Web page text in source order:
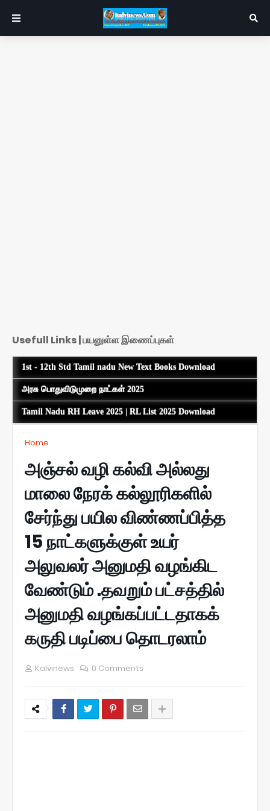
Usefull Links | பயனுள்ள இணைப்புகள்
1st - 12th Std Tamil nadu New Text Books Download
அரசு பொதுவிடுமுறை நாட்கள் 2025
Tamil Nadu RH Leave 2025 | RL List 2025 Download
Home
அஞ்சல் வழி கல்வி அல்லது
மாலை நேரக் கல்லூரிகளில்
சேர்ந்து பயில விண்ணப்பித்த
15 நாட்களுக்குள் உயர்
அலுவலர் அனுமதி வழங்கிட
வேண்டும் .தவறும் பட்சத்தில்
அனுமதி வழங்கப்பட்டதாகக்
கருதி படிப்பை தொடரலாம்
Kalvinews 0 Comments